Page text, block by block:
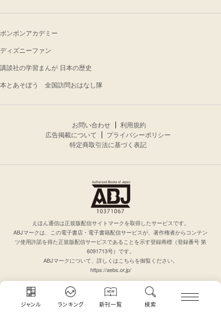
ジャンル ランキング 新刊一覧 検索
ボンボンアカデミー
ディズニーファン
講談社の学習まんが 日本の歴史
本とあそぼう 全国訪問おはなし隊
お問い合わせ
利用規約
広告掲載について
プライバシーポリシー
特定商取引法に基づく表記
えほん通信は正規版配信サイトマークを取得したサービスです。
ABJマークは、この電子書店・電子書籍配信サービスが、著作権者からコンテン
ツ使用許諾を得た正規版配信サービスであることを示す登録商標（登録番号 第
6091713号）です。
ABJマークについて、詳しくはこちらを御覧ください。
https://aebs.or.jp/